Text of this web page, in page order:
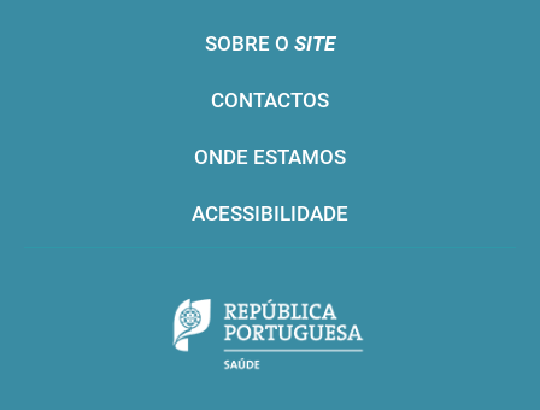
SOBRE O SITE
CONTACTOS
ONDE ESTAMOS
ACESSIBILIDADE